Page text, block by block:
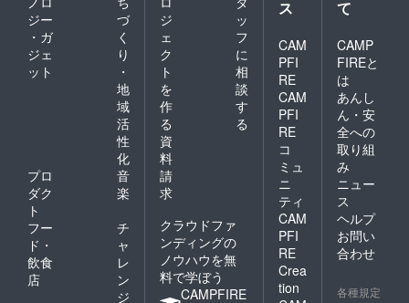
ジー
・ガ
ジェ
ット
づ
く
り
・
地
域
活
性
化
プロ
ダク
ト
音
楽
フー
ド・
飲食
店
チ
ャ
レ
ン
ジ
ジ
ェ
ク
ト
を
作
る
ッ
フ
に
相
談
す
る
資
料
請
求
クラウドファ
ンディングの
ノウハウを無
料で学ぼう
CAMPFIRE
ス
CAM
PFI
RE
CAM
PFI
RE
コ
ミュ
ニ
ティ
CAM
PFI
RE
Crea
tion
て
CAMP
FIREと
は
あんし
ん・安
全への
取り組
み
ニュー
ス
ヘルプ
お問い
合わせ
各種規定